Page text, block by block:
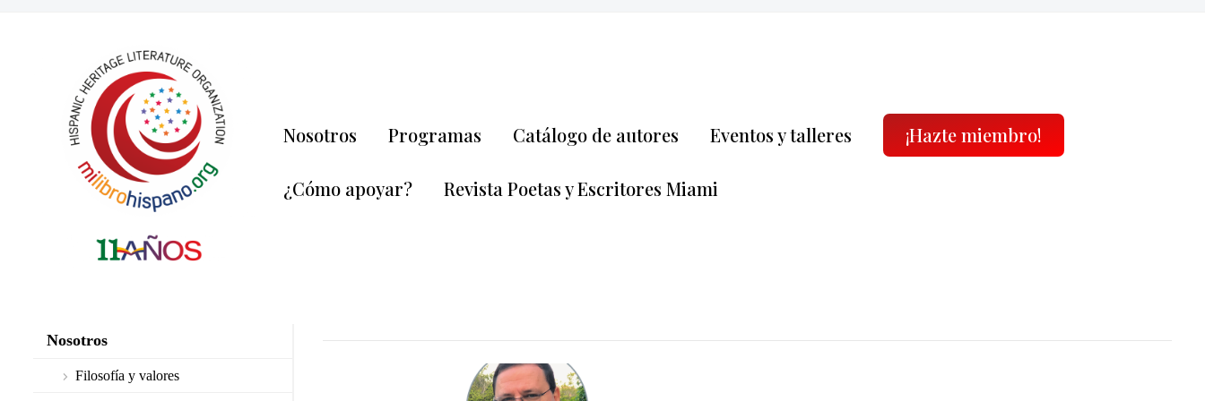
Nosotros Programas Catálogo de autores Eventos y talleres ¡Hazte miembro!
¿Cómo apoyar? Revista Poetas y Escritores Miami
Nosotros
Filosofía y valores